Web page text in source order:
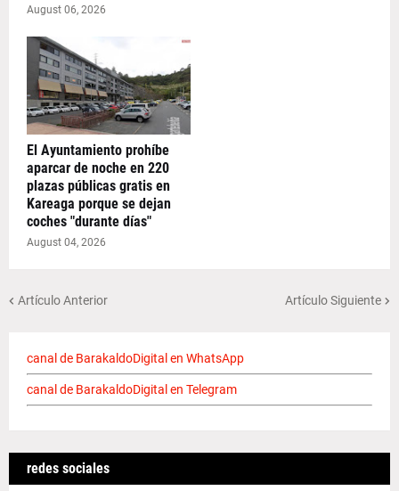
August 06, 2026
El Ayuntamiento prohíbe
aparcar de noche en 220
plazas públicas gratis en
Kareaga porque se dejan
coches "durante días"
August 04, 2026
Artículo Anterior Artículo Siguiente
canal de BarakaldoDigital en WhatsApp
canal de BarakaldoDigital en Telegram
redes sociales